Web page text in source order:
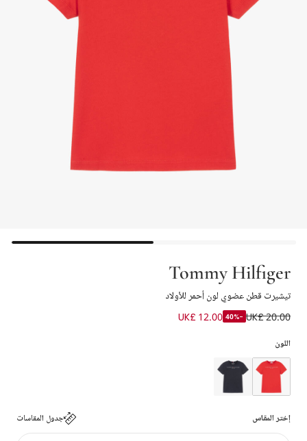
Tommy Hilfiger
تيشيرت قطن عضوي لون أحمر للأولاد
UK£ 20.00
-40%
UK£ 12.00
اللون
إختر المقاس جدول المقاسات